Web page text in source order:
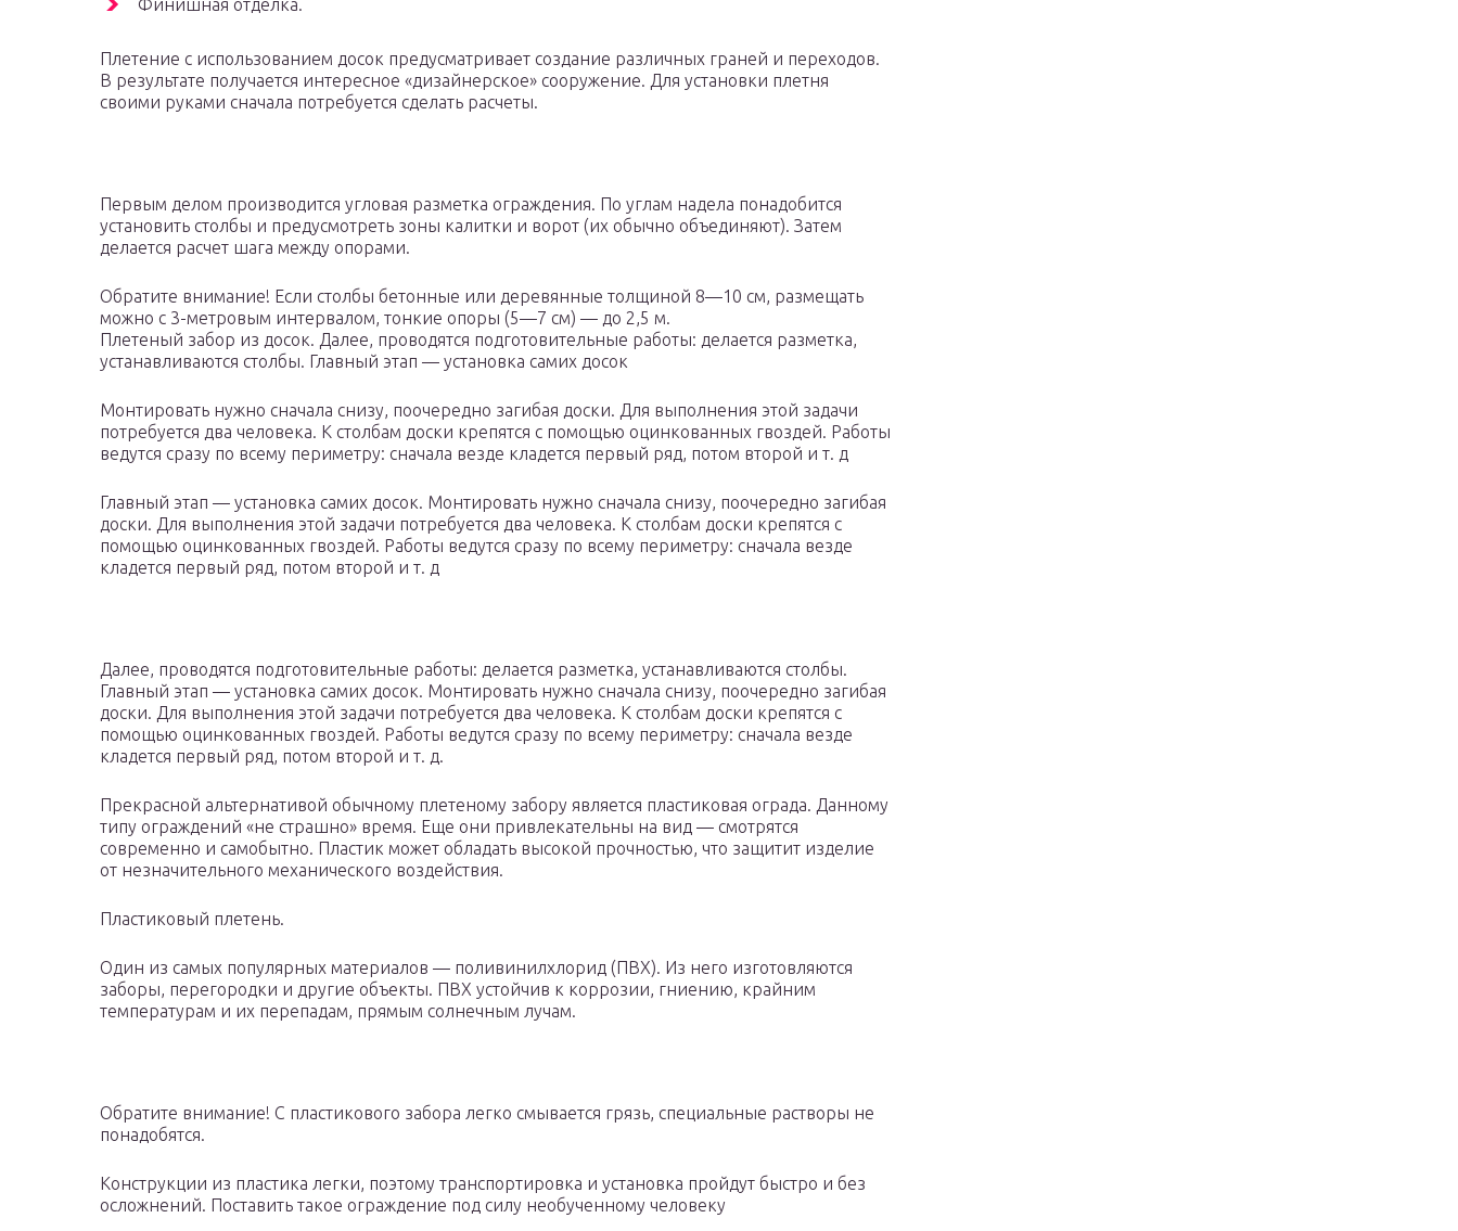
Финишная отделка.
Плетение с использованием досок предусматривает создание различных граней и переходов.
В результате получается интересное «дизайнерское» сооружение. Для установки плетня
своими руками сначала потребуется сделать расчеты.
Первым делом производится угловая разметка ограждения. По углам надела понадобится
установить столбы и предусмотреть зоны калитки и ворот (их обычно объединяют). Затем
делается расчет шага между опорами.
Обратите внимание! Если столбы бетонные или деревянные толщиной 8—10 см, размещать
можно с 3-метровым интервалом, тонкие опоры (5—7 см) — до 2,5 м.
Плетеный забор из досок. Далее, проводятся подготовительные работы: делается разметка,
устанавливаются столбы. Главный этап — установка самих досок
Монтировать нужно сначала снизу, поочередно загибая доски. Для выполнения этой задачи
потребуется два человека. К столбам доски крепятся с помощью оцинкованных гвоздей. Работы
ведутся сразу по всему периметру: сначала везде кладется первый ряд, потом второй и т. д
Главный этап — установка самих досок. Монтировать нужно сначала снизу, поочередно загибая
доски. Для выполнения этой задачи потребуется два человека. К столбам доски крепятся с
помощью оцинкованных гвоздей. Работы ведутся сразу по всему периметру: сначала везде
кладется первый ряд, потом второй и т. д
Далее, проводятся подготовительные работы: делается разметка, устанавливаются столбы.
Главный этап — установка самих досок. Монтировать нужно сначала снизу, поочередно загибая
доски. Для выполнения этой задачи потребуется два человека. К столбам доски крепятся с
помощью оцинкованных гвоздей. Работы ведутся сразу по всему периметру: сначала везде
кладется первый ряд, потом второй и т. д.
Прекрасной альтернативой обычному плетеному забору является пластиковая ограда. Данному
типу ограждений «не страшно» время. Еще они привлекательны на вид — смотрятся
современно и самобытно. Пластик может обладать высокой прочностью, что защитит изделие
от незначительного механического воздействия.
Пластиковый плетень.
Один из самых популярных материалов — поливинилхлорид (ПВХ). Из него изготовляются
заборы, перегородки и другие объекты. ПВХ устойчив к коррозии, гниению, крайним
температурам и их перепадам, прямым солнечным лучам.
Обратите внимание! С пластикового забора легко смывается грязь, специальные растворы не
понадобятся.
Конструкции из пластика легки, поэтому транспортировка и установка пройдут быстро и без
осложнений. Поставить такое ограждение под силу необученному человеку